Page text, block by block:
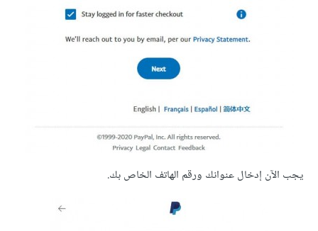
يجب الآن إدخال عنوانك ورقم الهاتف الخاص بك.